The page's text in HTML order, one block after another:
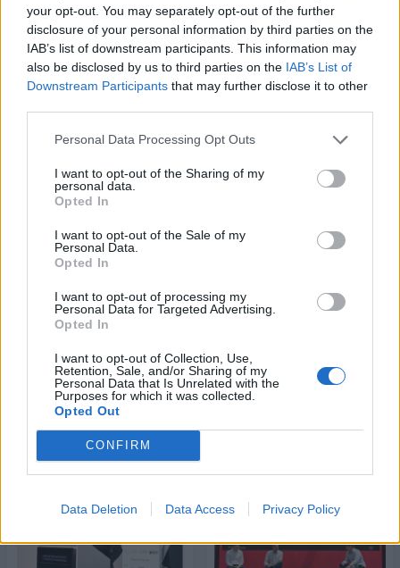
your opt-out. You may separately opt-out of the further
disclosure of your personal information by third parties on the
IAB’s list of downstream participants. This information may
also be disclosed by us to third parties on the IAB’s List of
Downstream Participants that may further disclose it to other
Personal Data Processing Opt Outs
I want to opt-out of the Sharing of my
personal data.
Opted In
I want to opt-out of the Sale of my
Personal Data.
Opted In
I want to opt-out of processing my
Personal Data for Targeted Advertising.
Opted In
I want to opt-out of Collection, Use,
Retention, Sale, and/or Sharing of my
Personal Data that Is Unrelated with the
Purposes for which it was collected.
Opted Out
CONFIRM
Data Deletion Data Access Privacy Policy
Η συμφωνία Arval-Athlon αναδιαμορφώνει την αγορά leasing
VW: Η δύσκολη εξίσωση της
αναδιάρθρωσης
18η συνεχόμενη χρονιά για τον
ΟΤΕ στη διεθνή σειρά δεικτών
FTSE4Good
πύλες του σε όλους
ESG Report 2025: Πώς η ΑΒ Βασιλόπουλος μετατρέπει τη
βιωσιμότητα σε καθημερινή πράξη
ΠΕΡΙΣΣΌΤΕΡΑ ΣΕ ΑΥΤΉ ΤΗΝ ΚΑΤΗΓΟΡΊΑ